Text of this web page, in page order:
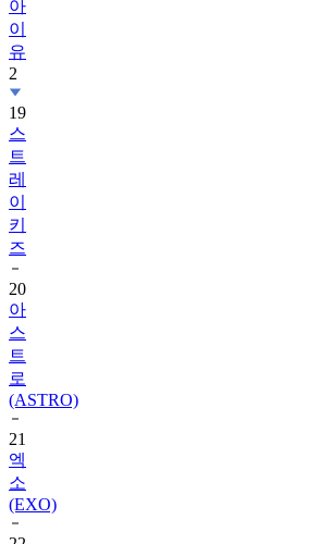
유
2
19
스
트
레
이
키
즈
20
아
스
트
로
(ASTRO)
21
엑
소
(EXO)
22
송